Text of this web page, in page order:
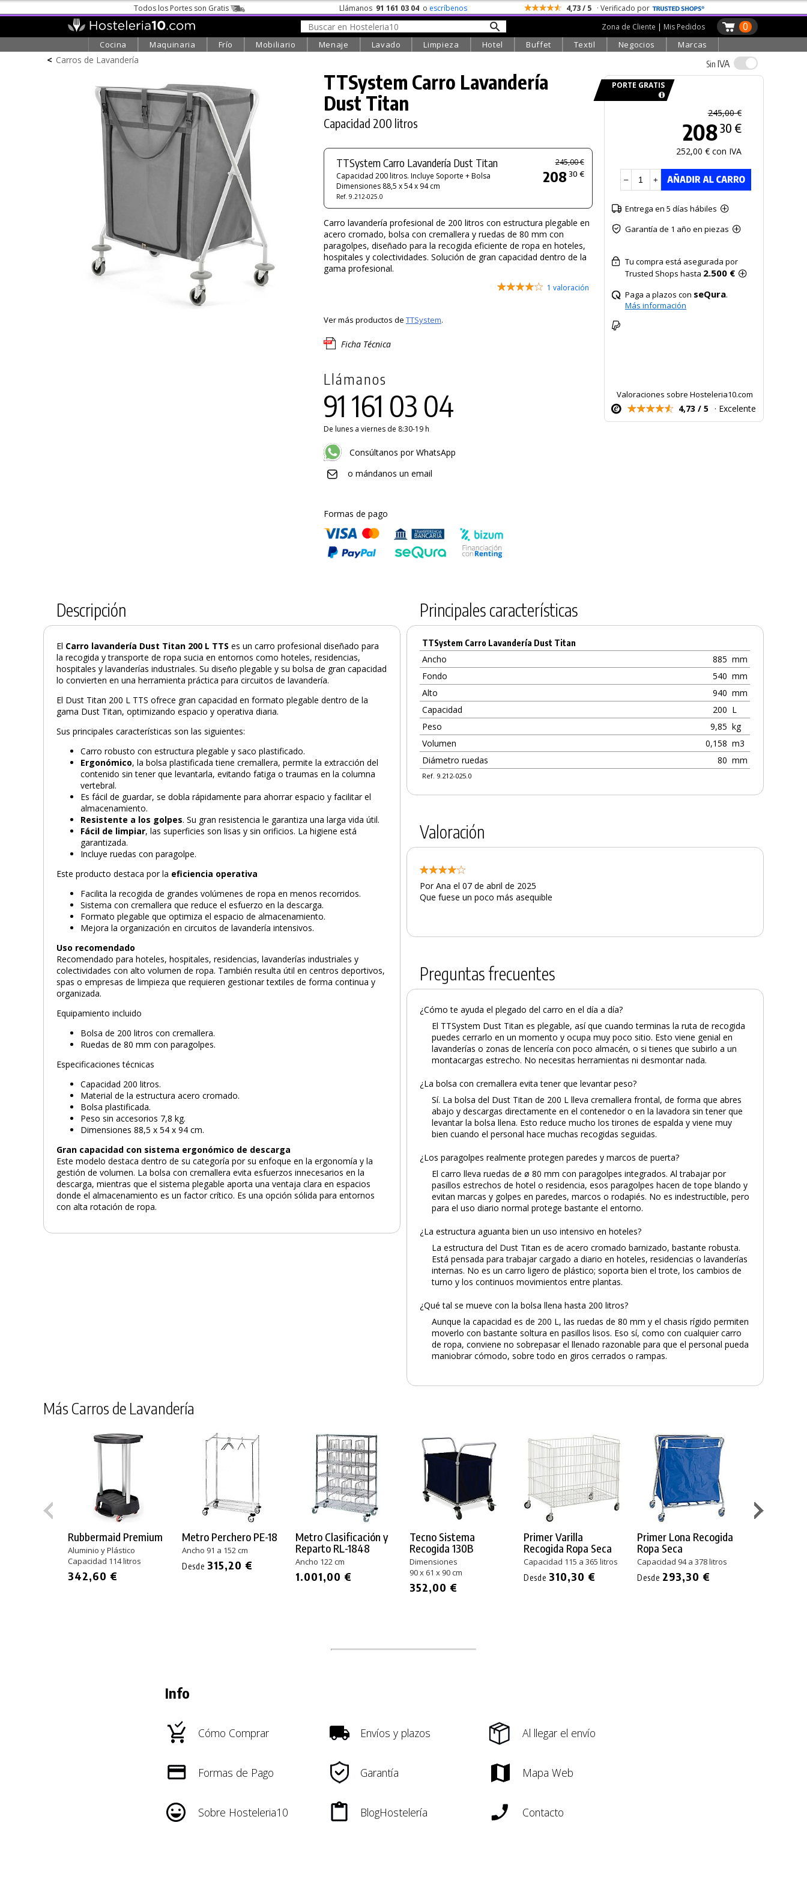
Todos los Portes son Gratis Llámanos 91 161 03 04 o escríbenos 4,73 / 5 · Verificado por
0
Zona de Cliente | Mis Pedidos
Cocina Maquinaria Frío Mobiliario Menaje Lavado Limpieza Hotel Buffet Textil Negocios Marcas
< Carros de Lavandería
PRODUCTO AÑADIDO AL CARRITO
TTSystem Carro Lavandería
Dust Titan
Capacidad 200 litros
TTSystem Carro Lavandería Dust Titan
Capacidad 200 litros. Incluye Soporte + Bolsa
Dimensiones 88,5 x 54 x 94 cm
Ref. 9.212-025.0
245,00 €
208 30 €
Carro lavandería profesional de 200 litros con estructura plegable en
acero cromado, bolsa con cremallera y ruedas de 80 mm con
paragolpes, diseñado para la recogida eficiente de ropa en hoteles,
hospitales y colectividades. Solución de gran capacidad dentro de la
gama profesional.
1 valoración
Ver más productos de TTSystem.
Ficha Técnica
Llámanos
91 161 03 04
De lunes a viernes de 8:30-19 h
Consúltanos por WhatsApp
o mándanos un email
Formas de pago
Sin IVA
PORTE GRATIS
245,00 €
20830 €
252,00 € con IVA
– +
Entrega en 5 días hábiles
Garantía de 1 año en piezas
Tu compra está asegurada por
Trusted Shops hasta 2.500 €
Paga a plazos con seQura.
Más información
Valoraciones sobre Hosteleria10.com
4,73 / 5 · Excelente
Descripción
El Carro lavandería Dust Titan 200 L TTS es un carro profesional diseñado para
la recogida y transporte de ropa sucia en entornos como hoteles, residencias,
hospitales y lavanderías industriales. Su diseño plegable y su bolsa de gran capacidad
lo convierten en una herramienta práctica para circuitos de lavandería.
El Dust Titan 200 L TTS ofrece gran capacidad en formato plegable dentro de la
gama Dust Titan, optimizando espacio y operativa diaria.
Sus principales características son las siguientes:
Carro robusto con estructura plegable y saco plastificado.
Ergonómico, la bolsa plastificada tiene cremallera, permite la extracción del
contenido sin tener que levantarla, evitando fatiga o traumas en la columna
vertebral.
Es fácil de guardar, se dobla rápidamente para ahorrar espacio y facilitar el
almacenamiento.
Resistente a los golpes. Su gran resistencia le garantiza una larga vida útil.
Fácil de limpiar, las superficies son lisas y sin orificios. La higiene está
garantizada.
Incluye ruedas con paragolpe.
Este producto destaca por la eficiencia operativa
Facilita la recogida de grandes volúmenes de ropa en menos recorridos.
Sistema con cremallera que reduce el esfuerzo en la descarga.
Formato plegable que optimiza el espacio de almacenamiento.
Mejora la organización en circuitos de lavandería intensivos.
Uso recomendado
Recomendado para hoteles, hospitales, residencias, lavanderías industriales y
colectividades con alto volumen de ropa. También resulta útil en centros deportivos,
spas o empresas de limpieza que requieren gestionar textiles de forma continua y
organizada.
Equipamiento incluido
Bolsa de 200 litros con cremallera.
Ruedas de 80 mm con paragolpes.
Especificaciones técnicas
Capacidad 200 litros.
Material de la estructura acero cromado.
Bolsa plastificada.
Peso sin accesorios 7,8 kg.
Dimensiones 88,5 x 54 x 94 cm.
Gran capacidad con sistema ergonómico de descarga
Este modelo destaca dentro de su categoría por su enfoque en la ergonomía y la
gestión de volumen. La bolsa con cremallera evita esfuerzos innecesarios en la
descarga, mientras que el sistema plegable aporta una ventaja clara en espacios
donde el almacenamiento es un factor crítico. Es una opción sólida para entornos
con alta rotación de ropa.
Principales características
TTSystem Carro Lavandería Dust Titan
Ancho 885 mm
Fondo
540 mm
Alto
940 mm
Capacidad
200 L
Peso
9,85 kg
Volumen
0,158 m3
Diámetro ruedas
80 mm
Ref. 9.212-025.0
Valoración
Por Ana el 07 de abril de 2025
Que fuese un poco más asequible
Preguntas frecuentes
¿Cómo te ayuda el plegado del carro en el día a día?
El TTSystem Dust Titan es plegable, así que cuando terminas la ruta de recogida
puedes cerrarlo en un momento y ocupa muy poco sitio. Esto viene genial en
lavanderías o zonas de lencería con poco almacén, o si tienes que subirlo a un
montacargas estrecho. No necesitas herramientas ni desmontar nada.
¿La bolsa con cremallera evita tener que levantar peso?
Sí. La bolsa del Dust Titan de 200 L lleva cremallera frontal, de forma que abres
abajo y descargas directamente en el contenedor o en la lavadora sin tener que
levantar la bolsa llena. Esto reduce mucho los tirones de espalda y viene muy
bien cuando el personal hace muchas recogidas seguidas.
¿Los paragolpes realmente protegen paredes y marcos de puerta?
El carro lleva ruedas de ø 80 mm con paragolpes integrados. Al trabajar por
pasillos estrechos de hotel o residencia, esos paragolpes hacen de tope blando y
evitan marcas y golpes en paredes, marcos o rodapiés. No es indestructible, pero
para el uso diario normal protege bastante el entorno.
¿La estructura aguanta bien un uso intensivo en hoteles?
La estructura del Dust Titan es de acero cromado barnizado, bastante robusta.
Está pensada para trabajar cargado a diario en hoteles, residencias o lavanderías
internas. No es un carro ligero de plástico; soporta bien el trote, los cambios de
turno y los continuos movimientos entre plantas.
¿Qué tal se mueve con la bolsa llena hasta 200 litros?
Aunque la capacidad es de 200 L, las ruedas de 80 mm y el chasis rígido permiten
moverlo con bastante soltura en pasillos lisos. Eso sí, como con cualquier carro
de ropa, conviene no sobrepasar el llenado razonable para que el personal pueda
maniobrar cómodo, sobre todo en giros cerrados o rampas.
Más Carros de Lavandería
Rubbermaid Premium
Aluminio y Plástico
Capacidad 114 litros
342,60 €
Metro Perchero PE-18
Ancho 91 a 152 cm
Desde 315,20 €
Metro Clasificación y
Reparto RL-1848
Ancho 122 cm
1.001,00 €
Tecno Sistema
Recogida 130B
Dimensiones
90 x 61 x 90 cm
352,00 €
Primer Varilla
Recogida Ropa Seca
Capacidad 115 a 365 litros
Desde 310,30 €
Primer Lona Recogida
Ropa Seca
Capacidad 94 a 378 litros
Desde 293,30 €
Info
Cómo Comprar Envíos y plazos Al llegar el envío
Formas de Pago Garantía Mapa Web
Sobre Hosteleria10 BlogHostelería Contacto